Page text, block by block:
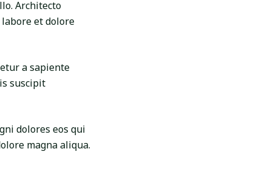
Architecto
et dolore
a sapiente
suscipit
dolores eos qui
magna aliqua.